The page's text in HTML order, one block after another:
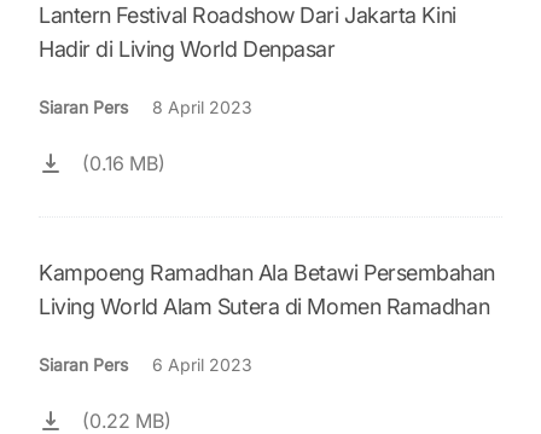
Lantern Festival Roadshow Dari Jakarta Kini
Hadir di Living World Denpasar
Siaran Pers 8 April 2023
(0.16 MB)
Kampoeng Ramadhan Ala Betawi Persembahan
Living World Alam Sutera di Momen Ramadhan
Siaran Pers 6 April 2023
(0.22 MB)